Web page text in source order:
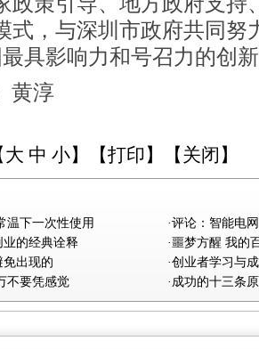
式，与深圳市政府共同努
具影响力和号召力的创
淳
大 中 小】【打印 】【 关闭 】
温下一次性使用
·评论：智能电
业的经典诠释
·噩梦方醒 我的
免出现的
·创业者学习与
不要凭感觉
·成功的十三条